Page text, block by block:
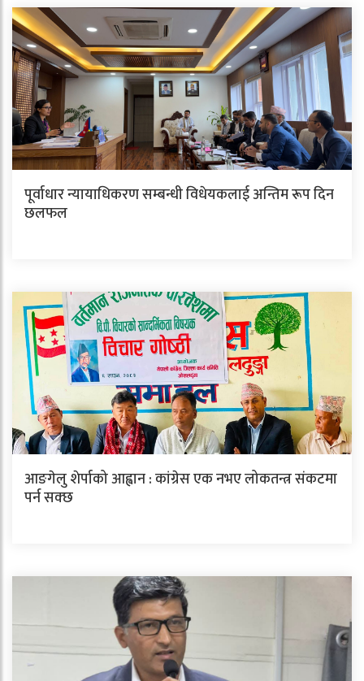
पूर्वाधार न्यायाधिकरण सम्बन्धी विधेयकलाई अन्तिम रूप दिन
छलफल
आङगेलु शेर्पाको आह्वान : कांग्रेस एक नभए लोकतन्त्र संकटमा
पर्न सक्छ